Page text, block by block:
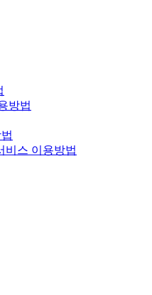
방법
비스 이용방법